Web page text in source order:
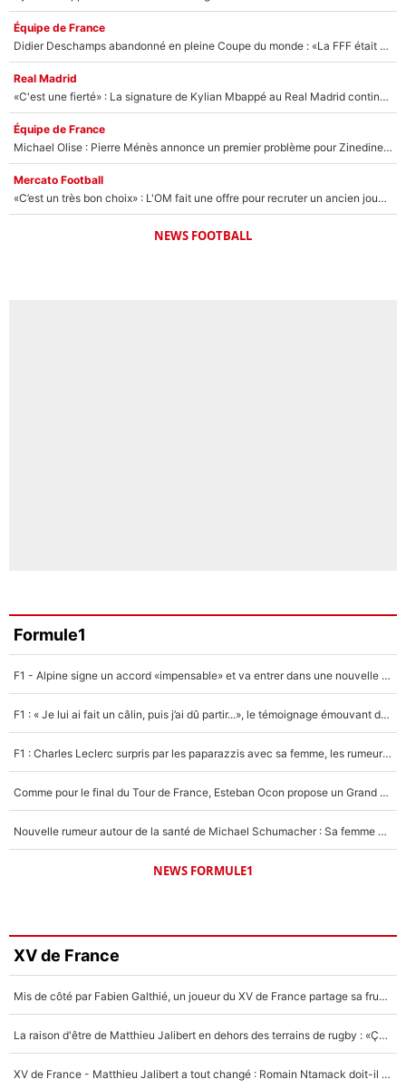
Équipe de France
Didier Deschamps abandonné en pleine Coupe du monde : «La FFF était déjà passée à Zinedine Zidane»
Real Madrid
«C'est une fierté» : La signature de Kylian Mbappé au Real Madrid continue de régaler l'Espagne
Équipe de France
Michael Olise : Pierre Ménès annonce un premier problème pour Zinedine Zidane en équipe de France
Mercato Football
«C’est un très bon choix» : L'OM fait une offre pour recruter un ancien joueur du PSG... et c'est validé dans l'After Foot !
NEWS FOOTBALL
Formule1
F1 - Alpine signe un accord «impensable» et va entrer dans une nouvelle dimension : Grande nouvelle pour Pierre Gasly !
F1 : « Je lui ai fait un câlin, puis j’ai dû partir...», le témoignage émouvant de Max Verstappen sur sa fille
F1 : Charles Leclerc surpris par les paparazzis avec sa femme, les rumeurs étaient vraies !
Comme pour le final du Tour de France, Esteban Ocon propose un Grand Prix de Formule 1 à Paris : «Autour de l’Arc de Triomphe, ce serait génial» !
Nouvelle rumeur autour de la santé de Michael Schumacher : Sa femme Corinna sort du silence
NEWS FORMULE1
XV de France
Mis de côté par Fabien Galthié, un joueur du XV de France partage sa frustration : «ils ne me l’ont pas dit tout de suite»
La raison d'être de Matthieu Jalibert en dehors des terrains de rugby : «Ça m'atteint autant que si tu touches à un membre de ma famille»
XV de France - Matthieu Jalibert a tout changé : Romain Ntamack doit-il s’inquiéter pour sa place à un an de la Coupe du monde ?